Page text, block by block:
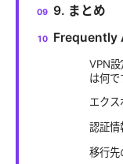
9. まとめ
Frequently
VPN設
は何で
エクス
認証情
移行先